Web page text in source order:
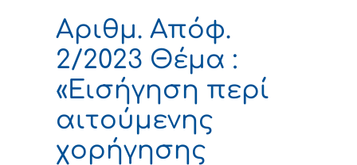
Αριθμ. Απόφ.
2/2023 Θέμα :
«Εισήγηση περί
αιτούμενης
χορήγησης